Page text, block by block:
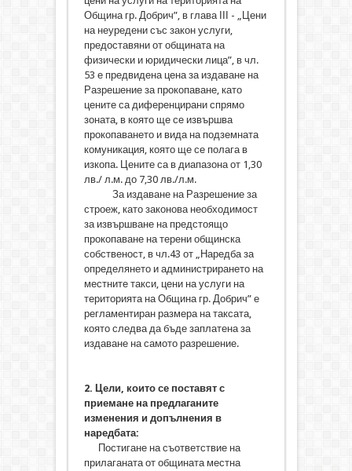
Община гр. Добрич”, в глава ІІІ - „Цени
на неуредени със закон услуги,
предоставяни от общината на
физически и юридически лица”, в чл.
53 е предвидена цена за издаване на
Разрешение за прокопаване, като
цените са диференцирани спрямо
зоната, в която ще се извършва
прокопаването и вида на подземната
комуникация, която ще се полага в
изкопа. Цените са в диапазона от 1,30
лв./ л.м. до 7,30 лв./л.м.
За издаване на Разрешение за
строеж, като законова необходимост
за извършване на предстоящо
прокопаване на терени общинска
собственост, в чл.43 от „Наредба за
определянето и администрирането на
местните такси, цени на услуги на
територията на Община гр. Добрич” е
регламентиран размера на таксата,
която следва да бъде заплатена за
издаване на самото разрешение.
2. Цели, които се поставят с
приемане на предлаганите
изменения и допълнения в
наредбата:
Постигане на съответствие на
прилаганата от общината местна